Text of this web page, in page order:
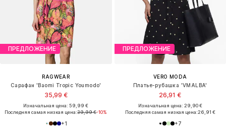
ПРЕДЛОЖЕНИЕ
RAGWEAR
Сарафан 'Baomi Tropic Youmodo'
35,99 €
Изначальная цена: 59,99 €
Последняя самая низкая цена:39,99 €-10%
+1
ПРЕДЛОЖЕНИЕ
VERO MODA
Платье-рубашка 'VMALBA'
26,91 €
Изначальная цена: 29,90 €
Последняя самая низкая цена:26,91 €
+7